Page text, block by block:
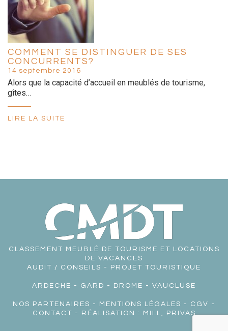
COMMENT SE DISTINGUER DE SES
CONCURRENTS?
14 septembre 2016
Alors que la capacité d’accueil en meublés de tourisme,
gîtes…
LIRE LA SUITE
CLASSEMENT MEUBLÉ DE TOURISME ET LOCATIONS
DE VACANCES
AUDIT / CONSEILS - PROJET TOURISTIQUE
ARDECHE - GARD - DROME - VAUCLUSE
NOS PARTENAIRES - MENTIONS LÉGALES - CGV -
CONTACT - RÉALISATION : MILL, PRIVAS